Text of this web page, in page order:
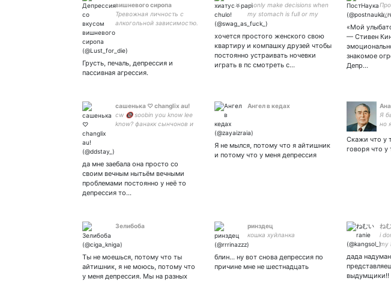
вишневого сиропа
Тревожная личность с
алкогольной зависимостю.
Грусть, печаль, депрессия и
пассивная агрессия.
-i only make decisions when
my stomach is full or my
balls are empty.
хочется простого женского свою
квартиру и компашку друзей чтобы
постоянно устраивать ночевки
играть в пс смотреть с…
«Мой
— Стивен
знакомое
Депр…
сашенька ♡ changlix au!
cw 🔞 soobin you know lee
know? фанакк сынчонов и
да мне заебала она просто со
своим вечным нытьём вечными
проблемами постоянно у неё то
депрессия то…
Ангел в кедах
Я не мылся, потому что я айтишник
и потому что у меня депрессия
Я
но
Скажи что у
говоря что у
Зелибоба
Ты не моешься, потому что ты
айтишник, я не моюсь, потому что
у меня депрессия. Мы на разных
ринздец
кошка хуйланка
блин... ну вот снова депрессия по
причине мне не шестнадцать
ね
i
my
дада
выдумщики!!